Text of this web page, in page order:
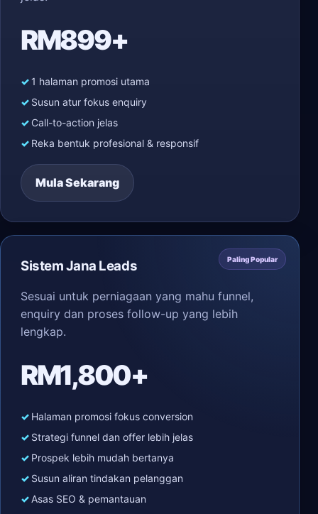
RM899+
1 halaman promosi utama
Susun atur fokus enquiry
Call-to-action jelas
Reka bentuk profesional & responsif
Mula Sekarang
Paling Popular
Sistem Jana Leads
Sesuai untuk perniagaan yang mahu funnel,
enquiry dan proses follow-up yang lebih
lengkap.
RM1,800+
Halaman promosi fokus conversion
Strategi funnel dan offer lebih jelas
Prospek lebih mudah bertanya
Susun aliran tindakan pelanggan
Asas SEO & pemantauan